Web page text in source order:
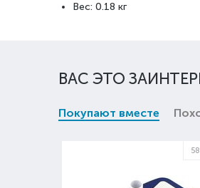
Вес: 0.18 кг
ВАС ЭТО
Покупают вместе